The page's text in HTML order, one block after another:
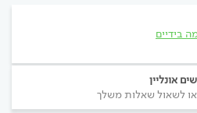
בידיים
אונליין
לשאול שאלות משלך